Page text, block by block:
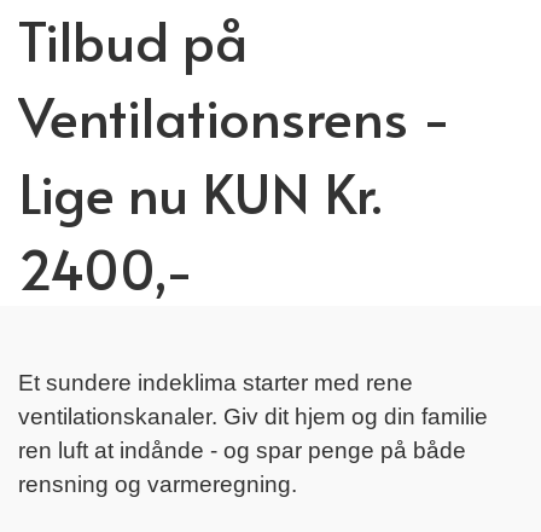
PROJEKT & ENTREPRISE
OMBYGNINGER OG MINDRE OPGAVER
VI TILBYDER
AFFUGTNING
BEFUGTNING
KLIMARUM
INDUSTRIVENTILATION
ENERGIOPTIMERING
INDREGULERING
SERVICE
KONTAKT OS
OM OS
NYHEDER
Tilbud på
Ventilationsrens -
Lige nu KUN Kr.
2400,-
Et sundere indeklima starter med rene
ventilationskanaler. Giv dit hjem og din familie
ren luft at indånde - og spar penge på både
rensning og varmeregning.